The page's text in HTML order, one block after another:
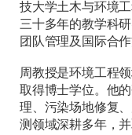
技大学土木与环境
三十多年的教学科
团队管理及国际合
周教授是环境工程
取得博士学位。他
理、污染场地修复
测领域深耕多年，